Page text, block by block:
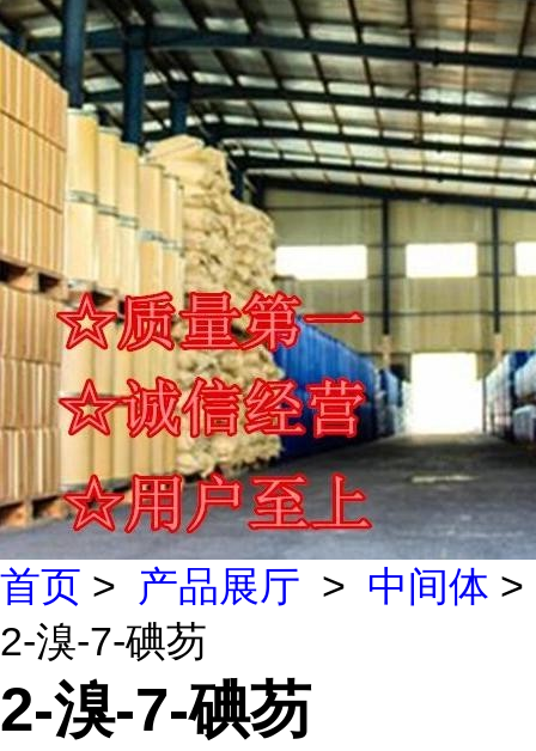
首页 > 产品展厅 > 中间体 >
2-溴-7-碘芴
2-溴-7-碘芴